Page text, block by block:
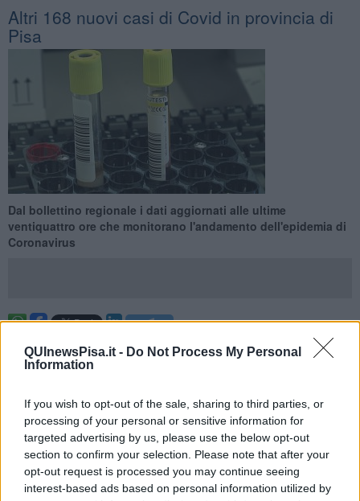
QUInewsPisa.it - Do Not Process My Personal
Information
If you wish to opt-out of the sale, sharing to third parties, or
processing of your personal or sensitive information for
targeted advertising by us, please use the below opt-out
section to confirm your selection. Please note that after your
opt-out request is processed you may continue seeing
interest-based ads based on personal information utilized by
Altri 168 nuovi casi di Covid in provincia di
Pisa
Dal bollettino regionale i dati aggiornati alle ultime
ventiquattro ore che monitorano l'andamento dell'epidemia di
Coronavirus
PISA —
Sono 1.504 i nuovi casi di Covid-19 registrati nelle ultime
ventiquattro ore in Toscana, 168 in provincia di Pisa.
tamponi molecolari e 7.279 tamponi antigenici rapidi: di questi il
18,4% è risultato positivo. Sono invece 1.733 i soggetti testati,
escludendo i tamponi di controllo: l'86,8% di questi è risultato
positivo.